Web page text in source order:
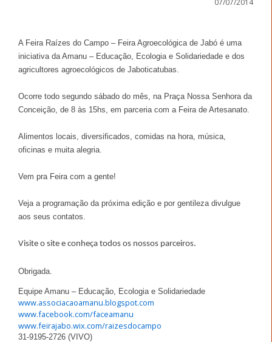
A Feira Raízes do Campo – Feira Agroecológica de Jabó é uma
iniciativa da Amanu – Educação, Ecologia e Solidariedade e dos
agricultores agroecológicos de Jaboticatubas.
Ocorre todo segundo sábado do mês, na Praça Nossa Senhora da
Conceição, de 8 às 15hs, em parceria com a Feira de Artesanato.
Alimentos locais, diversificados, comidas na hora, música,
oficinas e muita alegria.
Vem pra Feira com a gente!
Veja a programação da próxima edição e por gentileza divulgue
aos seus contatos.
Visite o site e conheça todos os nossos parceiros.
Obrigada.
Equipe Amanu – Educação, Ecologia e Solidariedade
www.associacaoamanu.blogspot.com
www.facebook.com/faceamanu
www.feirajabo.wix.com/raizesdocampo
31-9195-2726 (VIVO)